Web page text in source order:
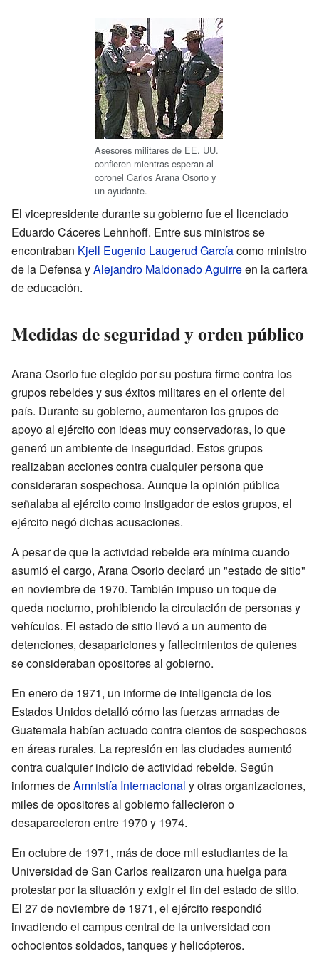
Asesores militares de EE. UU.
confieren mientras esperan al
coronel Carlos Arana Osorio y
un ayudante.
El vicepresidente durante su gobierno fue el licenciado
Eduardo Cáceres Lehnhoff. Entre sus ministros se
encontraban Kjell Eugenio Laugerud Garcíacomo ministro
de la Defensa yAlejandro Maldonado Aguirreen la cartera
de educación.
Medidas de seguridad y orden público
Arana Osorio fue elegido por su postura firme contra los
grupos rebeldes y sus éxitos militares en el oriente del
país. Durante su gobierno, aumentaron los grupos de
apoyo al ejército con ideas muy conservadoras, lo que
generó un ambiente de inseguridad. Estos grupos
realizaban acciones contra cualquier persona que
consideraran sospechosa. Aunque la opinión pública
señalaba al ejército como instigador de estos grupos, el
ejército negó dichas acusaciones.
A pesar de que la actividad rebelde era mínima cuando
asumió el cargo, Arana Osorio declaró un "estado de sitio"
en noviembre de 1970. También impuso un toque de
queda nocturno, prohibiendo la circulación de personas y
vehículos. El estado de sitio llevó a un aumento de
detenciones, desapariciones y fallecimientos de quienes
se consideraban opositores al gobierno.
En enero de 1971, un informe de inteligencia de los
Estados Unidos detalló cómo las fuerzas armadas de
Guatemala habían actuado contra cientos de sospechosos
en áreas rurales. La represión en las ciudades aumentó
contra cualquier indicio de actividad rebelde. Según
informes deAmnistía Internacional y otras organizaciones,
miles de opositores al gobierno fallecieron o
desaparecieron entre 1970 y 1974.
En octubre de 1971, más de doce mil estudiantes de la
Universidad de San Carlos realizaron una huelga para
protestar por la situación y exigir el fin del estado de sitio.
El 27 de noviembre de 1971, el ejército respondió
invadiendo el campus central de la universidad con
ochocientos soldados, tanques y helicópteros.